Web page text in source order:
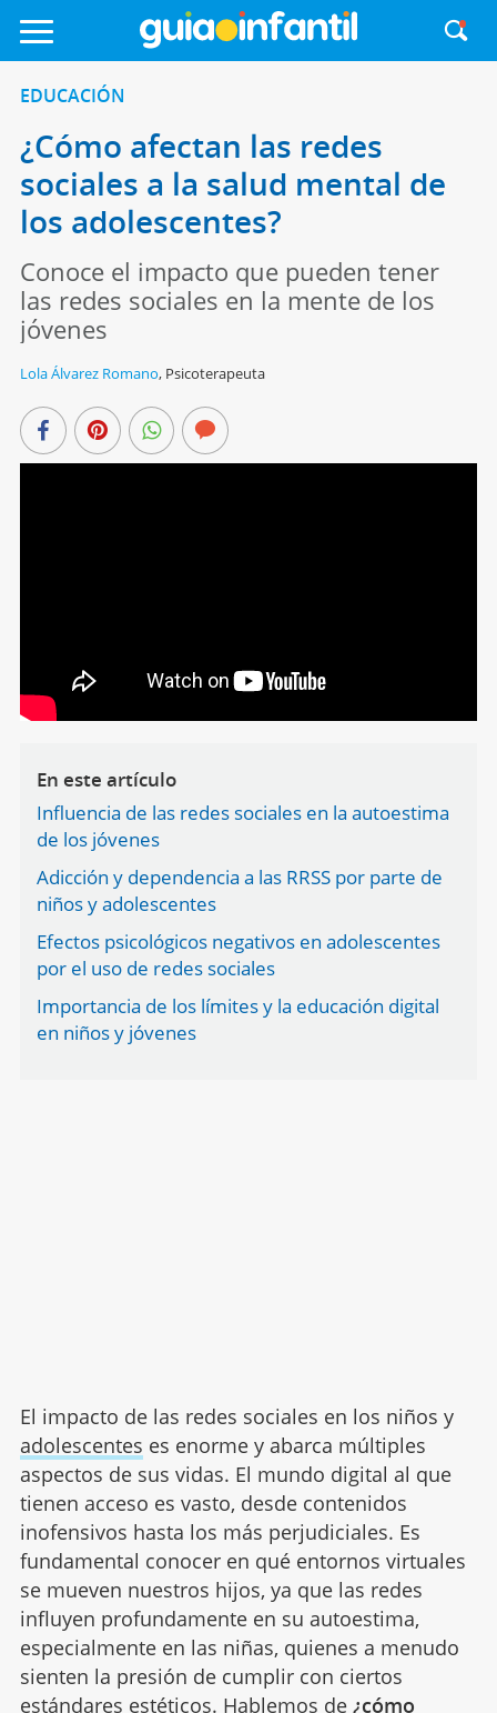
EDUCACIÓN
¿Cómo afectan las redes
sociales a la salud mental de
los adolescentes?
Conoce el impacto que pueden tener
las redes sociales en la mente de los
jóvenes
Lola Álvarez Romano, Psicoterapeuta
En este artículo
Influencia de las redes sociales en la autoestima
de los jóvenes
Adicción y dependencia a las RRSS por parte de
niños y adolescentes
Efectos psicológicos negativos en adolescentes
por el uso de redes sociales
Importancia de los límites y la educación digital
en niños y jóvenes
El impacto de las redes sociales en los niños y
adolescentes es enorme y abarca múltiples
aspectos de sus vidas. El mundo digital al que
tienen acceso es vasto, desde contenidos
inofensivos hasta los más perjudiciales. Es
fundamental conocer en qué entornos virtuales
se mueven nuestros hijos, ya que las redes
influyen profundamente en su autoestima,
especialmente en las niñas, quienes a menudo
sienten la presión de cumplir con ciertos
estándares estéticos. Hablemos de ¿cómo